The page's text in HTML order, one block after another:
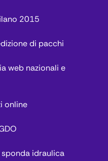
2015
di pacchi
web nazionali e
online
idraulica